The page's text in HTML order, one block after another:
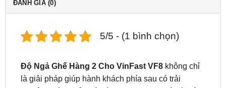
Độ Ngả Ghế Hàng 2 Cho VinFast VF8 không chỉ
nghiệm ngồi thoải mái và thư giãn hơn, mà còn là
nâng cấp đáng giá giúp chiếc VF8 trở nên hiện đại